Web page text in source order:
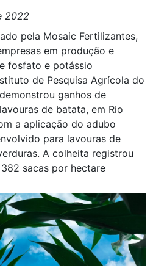
2022
pela Mosaic Fertilizantes,
em produção e
fosfato e potássio
de Pesquisa Agrícola do
ganhos de
de batata, em Rio
a aplicação do adubo
para lavouras de
A colheita registrou
sacas por hectare